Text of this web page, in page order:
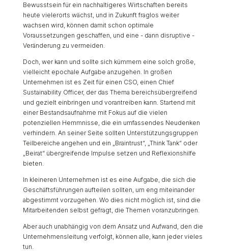
Bewusstsein für ein nachhaltigeres Wirtschaften bereits
heute vielerorts wächst, und in Zukunft fraglos weiter
wachsen wird, können damit schon optimale
Voraussetzungen geschaffen, und eine - dann disruptive -
Veränderung zu vermeiden.
Doch, wer kann und sollte sich kümmern eine solch große,
vielleicht epochale Aufgabe anzugehen. In großen
Unternehmen ist es Zeit für einen CSO, einen Chief
Sustainability Officer, der das Thema bereichsübergreifend
und gezielt einbringen und vorantreiben kann. Startend mit
einer Bestandsaufnahme mit Fokus auf die vielen
potenziellen Hemmnisse, die ein umfassendes Neudenken
verhindern. An seiner Seite sollten Unterstützungsgruppen
Teilbereiche angehen und ein „Braintrust“, „Think Tank“ oder
„Beirat“ übergreifende Impulse setzen und Reflexionshilfe
bieten.
In kleineren Unternehmen ist es eine Aufgabe, die sich die
Geschäftsführungen aufteilen sollten, um eng miteinander
abgestimmt vorzugehen. Wo dies nicht möglich ist, sind die
Mitarbeitenden selbst gefragt, die Themen voranzubringen.
Aber auch unabhängig von dem Ansatz und Aufwand, den die
Unternehmensleitung verfolgt, können alle, kann jeder vieles
tun.